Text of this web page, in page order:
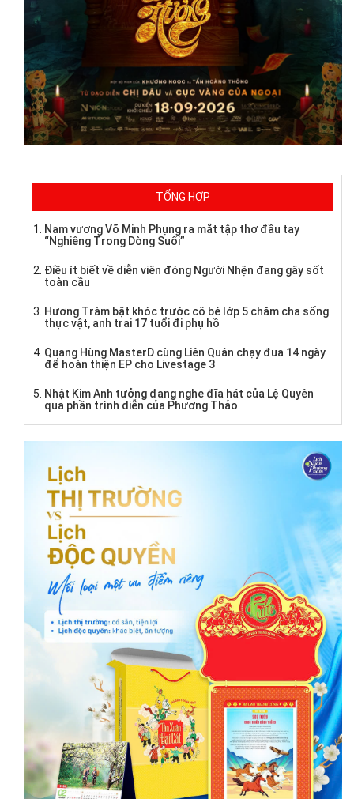
TỔNG HỢP
Nam vương Võ Minh Phụng ra mắt tập thơ đầu tay
“Nghiêng Trong Dòng Suối”
Điều ít biết về diễn viên đóng Người Nhện đang gây sốt
toàn cầu
Hương Tràm bật khóc trước cô bé lớp 5 chăm cha sống
thực vật, anh trai 17 tuổi đi phụ hồ
Quang Hùng MasterD cùng Liên Quân chạy đua 14 ngày
để hoàn thiện EP cho Livestage 3
Nhật Kim Anh tưởng đang nghe đĩa hát của Lệ Quyên
qua phần trình diễn của Phương Thảo